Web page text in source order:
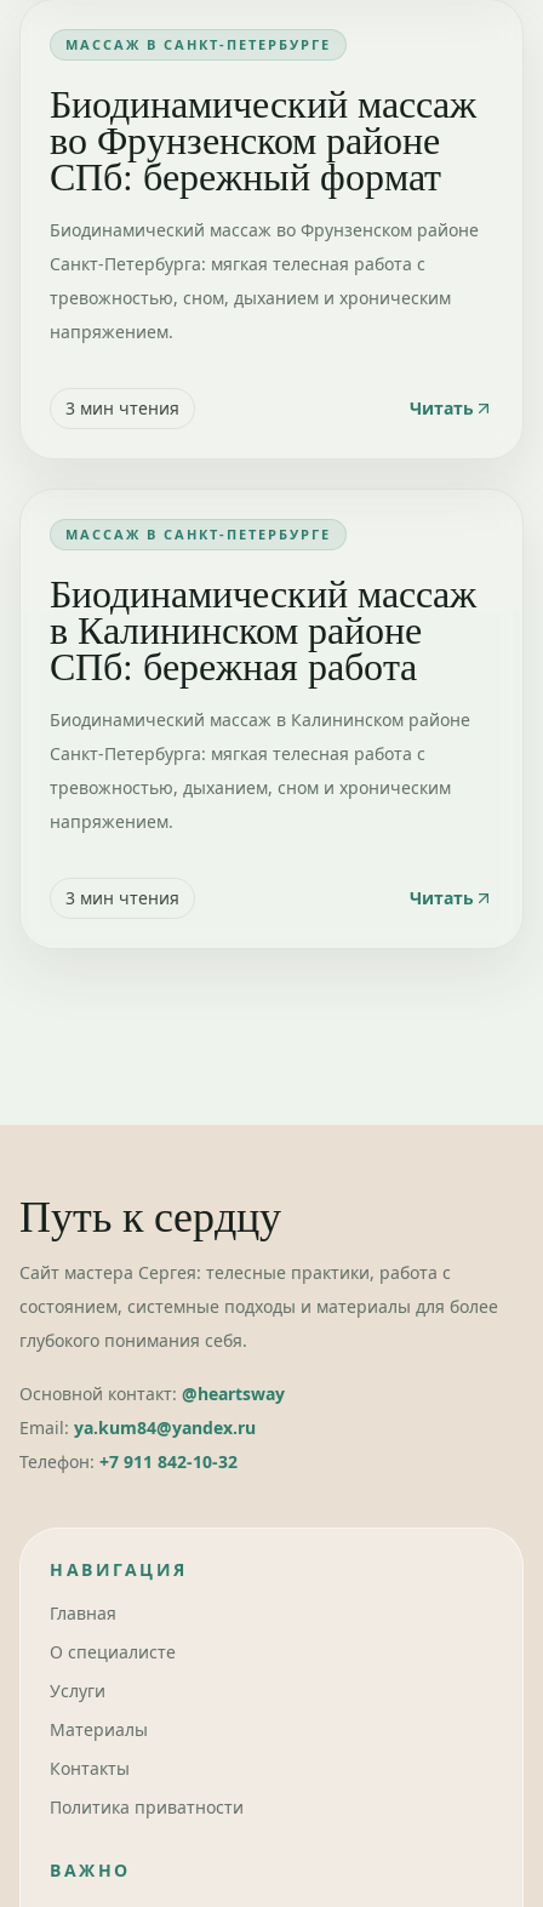
МАССАЖ В САНКТ-ПЕТЕРБУРГЕ
Биодинамический массаж
во Фрунзенском районе
СПб: бережный формат
Биодинамический массаж во Фрунзенском районе
Санкт-Петербурга: мягкая телесная работа с
тревожностью, сном, дыханием и хроническим
напряжением.
3 мин чтения Читать
МАССАЖ В САНКТ-ПЕТЕРБУРГЕ
Биодинамический массаж
в Калининском районе
СПб: бережная работа
Биодинамический массаж в Калининском районе
Санкт-Петербурга: мягкая телесная работа с
тревожностью, дыханием, сном и хроническим
напряжением.
3 мин чтения Читать
Путь к сердцу
Сайт мастера Сергея: телесные практики, работа с
состоянием, системные подходы и материалы для более
глубокого понимания себя.
Основной контакт: @heartsway
Email: ya.kum84@yandex.ru
Телефон: +7 911 842-10-32
НАВИГАЦИЯ
Главная
О специалисте
Услуги
Материалы
Контакты
Политика приватности
ВАЖНО